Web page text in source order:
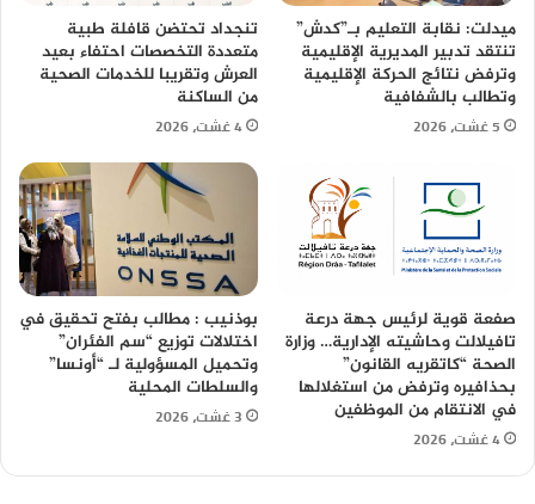
ميدلت: نقابة التعليم بـ”كدش”
تنتقد تدبير المديرية الإقليمية
وترفض نتائج الحركة الإقليمية
وتطالب بالشفافية
5 غشت، 2026
تنجداد تحتضن قافلة طبية
متعددة التخصصات احتفاء بعيد
العرش وتقريبا للخدمات الصحية
من الساكنة
4 غشت، 2026
صفعة قوية لرئيس جهة درعة
تافيلالت وحاشيته الإدارية… وزارة
الصحة “كاتقريه القانون”
بحذافيره وترفض من استغلالها
في الانتقام من الموظفين
4 غشت، 2026
بوذنيب : مطالب بفتح تحقيق في
اختلالات توزيع “سم الفئران”
وتحميل المسؤولية لـ “أونسا”
والسلطات المحلية
3 غشت، 2026